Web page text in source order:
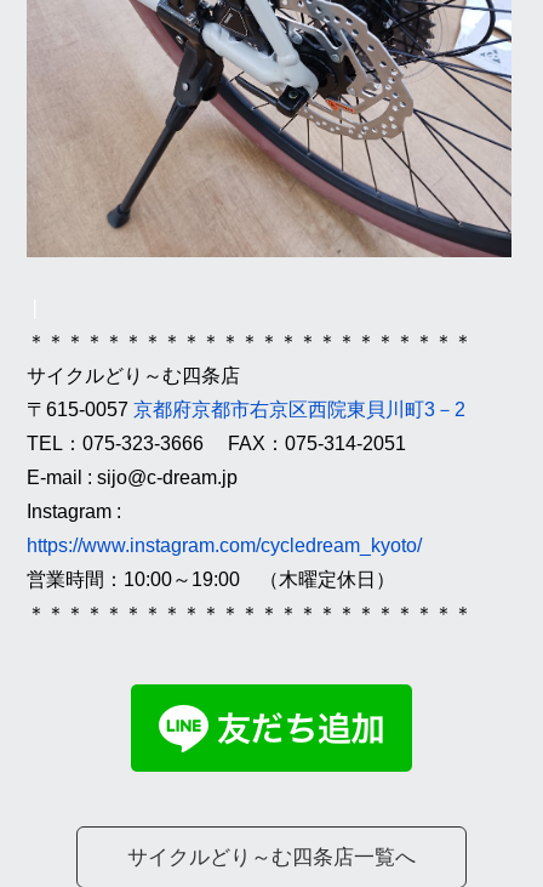
＊＊＊＊＊＊＊＊＊＊＊＊＊＊＊＊＊＊＊＊＊＊＊
サイクルどり～む四条店
〒615-0057京都府京都市右京区西院東貝川町3－2
TEL：075-323-3666 FAX：075-314-2051
E-mail : sijo@c-dream.jp
Instagram :
https://www.instagram.com/cycledream_kyoto/
営業時間：10:00～19:00 （木曜定休日）
＊＊＊＊＊＊＊＊＊＊＊＊＊＊＊＊＊＊＊＊＊＊＊
サイクルどり～む四条店一覧へ